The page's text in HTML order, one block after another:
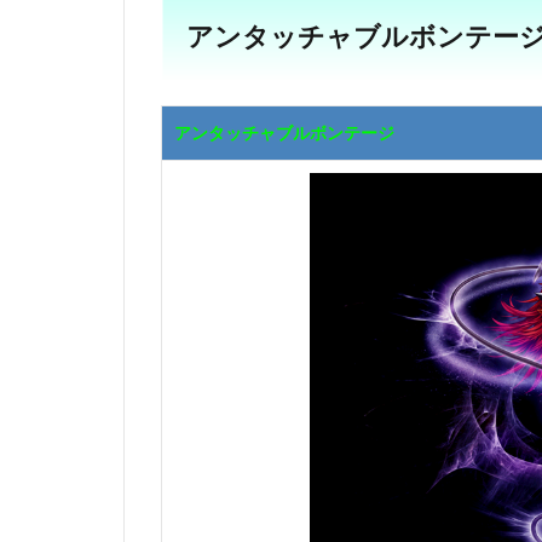
アンタッチャブルボンテー
アンタッチャブルボンテージ